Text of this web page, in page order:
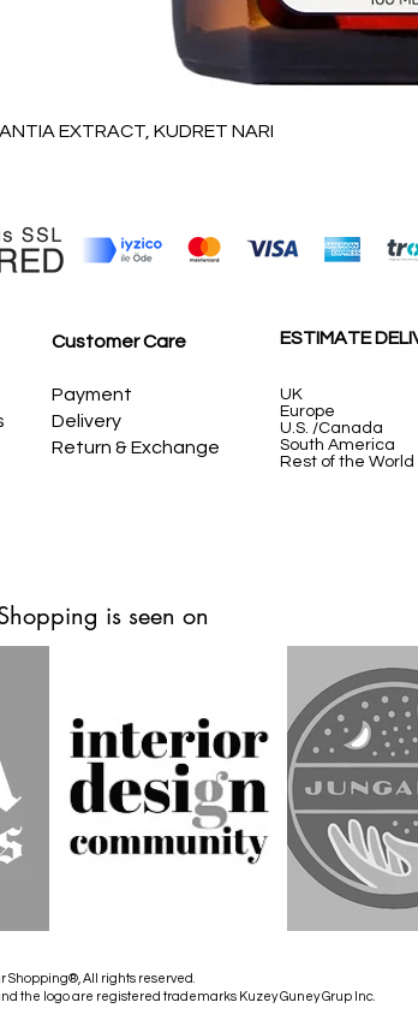
EXTRACT, KUDRET NARI
Customer Care
Payment
Delivery
Return & Exchange
ESTIMATE
Europe
U.S. /
South
Rest of the
is seen on
Shopping®, All rights reserved.
the logo are registered trademarks Kuzey Guney Grup Inc.